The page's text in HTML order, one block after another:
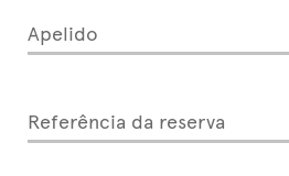
Apelido
Referência da reserva